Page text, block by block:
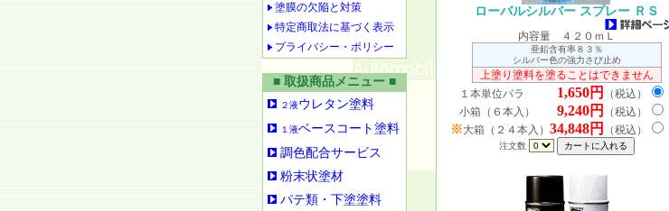
ローバルシルバー スプレー ＲＳ
内容量 ４２０ｍＬ
亜鉛含有率８３％
シルバー色の強力さび止め
上塗り塗料を塗ることはできません
１本単位バラ
1,650円
（税込）
小箱（６本入） 9,240円 （税込）
※大箱（２４本入） 34,848円 （税込）
注文数
塗膜の欠陥と対策
特定商取法に基づく表示
プライバシー・ポリシー
■ 取扱商品メニュー ■
２液ウレタン塗料
１液ベースコート塗料
調色配合サービス
粉末状塗材
パテ類・下塗塗料